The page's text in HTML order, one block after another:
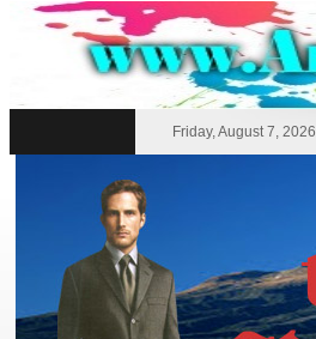
Friday, August 7, 2026